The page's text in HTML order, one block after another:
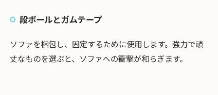
段ボールとガムテープ
ソファを梱包し、固定するために使用します。強力で頑
丈なものを選ぶと、ソファへの衝撃が和らぎます。